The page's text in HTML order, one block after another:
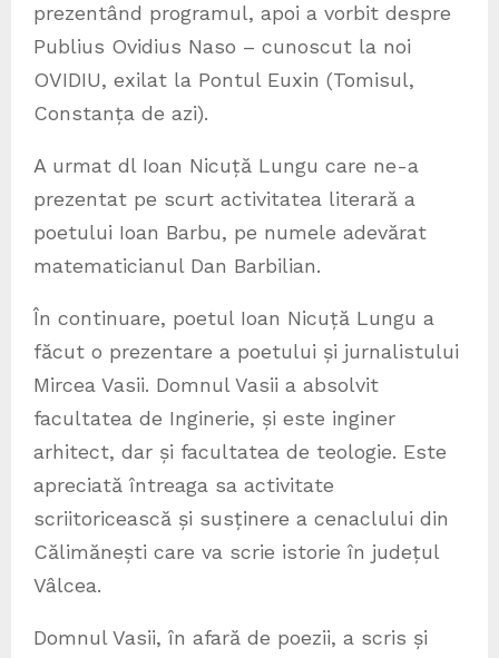
prezentând programul, apoi a vorbit despre
Publius Ovidius Naso – cunoscut la noi
OVIDIU, exilat la Pontul Euxin (Tomisul,
Constanța de azi).
A urmat dl Ioan Nicuță Lungu care ne-a
prezentat pe scurt activitatea literară a
poetului Ioan Barbu, pe numele adevărat
matematicianul Dan Barbilian.
În continuare, poetul Ioan Nicuță Lungu a
făcut o prezentare a poetului și jurnalistului
Mircea Vasii. Domnul Vasii a absolvit
facultatea de Inginerie, și este inginer
arhitect, dar și facultatea de teologie. Este
apreciată întreaga sa activitate
scriitoricească și susținere a cenaclului din
Călimănești care va scrie istorie în județul
Vâlcea.
Domnul Vasii, în afară de poezii, a scris și